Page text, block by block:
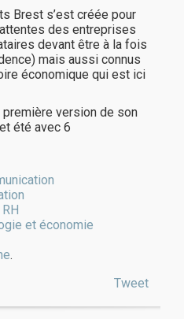
Brest s’est créée pour
des entreprises
devant être à la fois
mais aussi connus
économique qui est ici
première version de son
été avec 6
et économie
.
Tweet